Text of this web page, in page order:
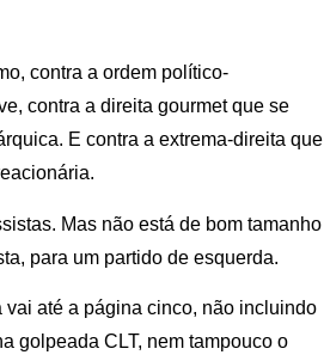
contra a ordem político-
contra a direita gourmet que se
E contra a extrema-direita que
Mas não está de bom tamanho
para um partido de esquerda.
vai até a página cinco, não incluindo
golpeada CLT, nem tampouco o